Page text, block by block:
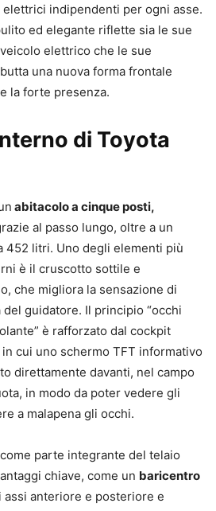
indipendenti per ogni asse.
ed elegante riflette sia le sue
elettrico che le sue
una nuova forma frontale
la forte presenza.
di Toyota
abitacolo a cinque posti,
al passo lungo, oltre a un
452 litri. Uno degli elementi più
è il cruscotto sottile e
che migliora la sensazione di
guidatore. Il principio “occhi
è rafforzato dal cockpit
cui uno schermo TFT informativo
direttamente davanti, nel campo
in modo da poter vedere gli
a malapena gli occhi.
parte integrante del telaio
chiave, come un baricentro
assi anteriore e posteriore e